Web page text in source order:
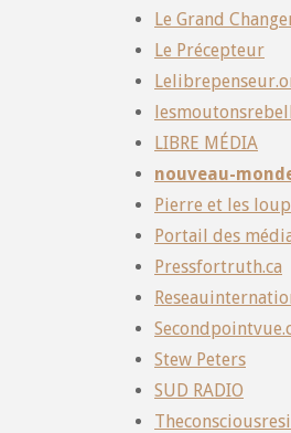
Le Grand
Le Précepteur
LIBRE MÉDIA
nouveau-
Pierre et les
Portail des
Pressfortruth.ca
Stew Peters
SUD RADIO